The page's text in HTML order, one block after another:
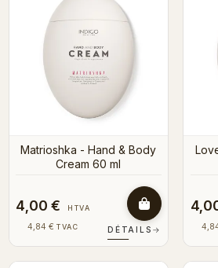
Matrioshka - Hand & Body
Cream 60 ml
4,00 € HTVA
4,84 € TVAC DÉTAILS →